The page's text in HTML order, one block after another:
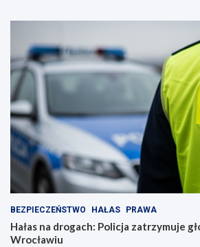
BEZPIECZEŃSTWO HAŁAS PRAWA
Hałas na drogach: Policja zatrzymuje
Wrocławiu